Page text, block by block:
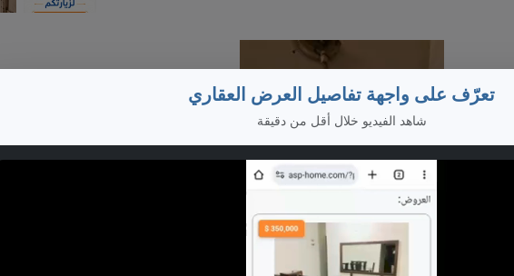
تعرّف على واجهة تفاصيل العرض العقاري
شاهد الفيديو خلال أقل من دقيقة